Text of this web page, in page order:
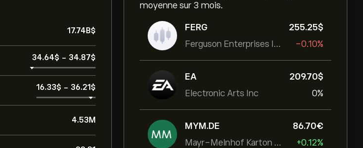
moyenne sur 3 mois.
FERG
Ferguson Enterprises Inc
255.25‎$‎
-0.10%
EA
Electronic Arts Inc
209.70‎$‎
0%
MYM.DE
Mayr-Melnhof Karton AG
86.70‎€‎
+0.12%
17.74B‎$‎
34.64‎$‎ - 34.87‎$‎
16.33‎$‎ - 36.21‎$‎
4.53M